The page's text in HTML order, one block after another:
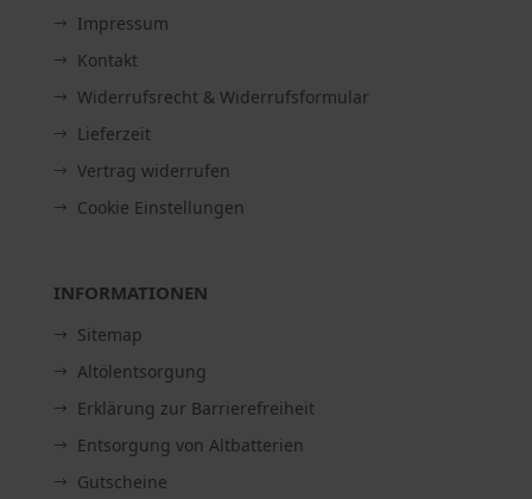
Impressum
Kontakt
Widerrufsrecht & Widerrufsformular
Lieferzeit
Vertrag widerrufen
Cookie Einstellungen
INFORMATIONEN
Sitemap
Altölentsorgung
Erklärung zur Barrierefreiheit
Entsorgung von Altbatterien
Gutscheine